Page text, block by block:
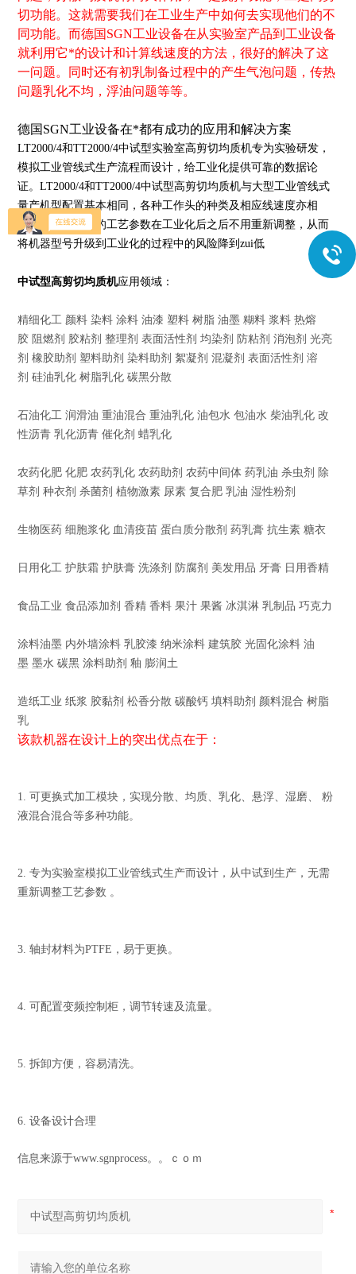
切功能。这就需要我们在工业生产中如何去实现他们的不
同功能。而德国SGN工业设备在从实验室产品到工业设备
就利用它*的设计和计算线速度的方法，很好的解决了这
一问题。同时还有初乳制备过程中的产生气泡问题，传热
问题乳化不均，浮油问题等等。
德国SGN工业设备在*都有成功的应用和解决方案
LT2000/4和TT2000/4中试型实验室高剪切均质机专为实验研发，
模拟工业管线式生产流程而设计，给工业化提供可靠的数据论
证。LT2000/4和TT2000/4中试型高剪切均质机与大型工业管线式
量产机型配置基本相同，各种工作头的种类及相应线速度亦相
同，中试过程中的工艺参数在工业化后之后不用重新调整，从而
将机器型号升级到工业化的过程中的风险降到zui低
中试型高剪切均质机应用领域：
精细化工 颜料 染料 涂料 油漆 塑料 树脂 油墨 糊料 浆料 热熔
胶 阻燃剂 胶粘剂 整理剂 表面活性剂 均染剂 防粘剂 消泡剂 光亮
剂 橡胶助剂 塑料助剂 染料助剂 絮凝剂 混凝剂 表面活性剂 溶
剂 硅油乳化 树脂乳化 碳黑分散
石油化工 润滑油 重油混合 重油乳化 油包水 包油水 柴油乳化 改
性沥青 乳化沥青 催化剂 蜡乳化
农药化肥 化肥 农药乳化 农药助剂 农药中间体 药乳油 杀虫剂 除
草剂 种衣剂 杀菌剂 植物激素 尿素 复合肥 乳油 湿性粉剂
生物医药 细胞浆化 血清疫苗 蛋白质分散剂 药乳膏 抗生素 糖衣
日用化工 护肤霜 护肤膏 洗涤剂 防腐剂 美发用品 牙膏 日用香精
食品工业 食品添加剂 香精 香料 果汁 果酱 冰淇淋 乳制品 巧克力
涂料油墨 内外墙涂料 乳胶漆 纳米涂料 建筑胶 光固化涂料 油
墨 墨水 碳黑 涂料助剂 釉 膨润土
造纸工业 纸浆 胶黏剂 松香分散 碳酸钙 填料助剂 颜料混合 树脂
乳
该款机器在设计上的突出优点在于：
1. 可更换式加工模块，实现分散、均质、乳化、悬浮、湿磨、 粉
液混合混合等多种功能。
2. 专为实验室模拟工业管线式生产而设计，从中试到生产，无需
重新调整工艺参数 。
3. 轴封材料为PTFE，易于更换。
4. 可配置变频控制柜，调节转速及流量。
5. 拆卸方便，容易清洗。
6. 设备设计合理
信息来源于www.sgnprocess。。ｃｏｍ